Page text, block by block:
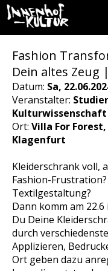
Fashion
Dein altes Zeug
Datum: Sa,
Veranstalter:
Kulturwissenschaft
Ort: Villa For
Klagenfurt
Kleiderschrank voll,
Fashion-
Textilgestaltung?
Dann komm am
Du Deine
durch
Applizieren,
Ort geben dazu